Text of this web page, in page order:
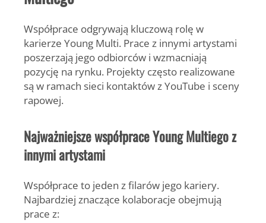
Współprace odgrywają kluczową rolę w
karierze Young Multi. Prace z innymi artystami
poszerzają jego odbiorców i wzmacniają
pozycję na rynku. Projekty często realizowane
są w ramach sieci kontaktów z YouTube i sceny
rapowej.
Najważniejsze współprace Young Multiego z
innymi artystami
Współprace to jeden z filarów jego kariery.
Najbardziej znaczące kolaboracje obejmują
prace z: